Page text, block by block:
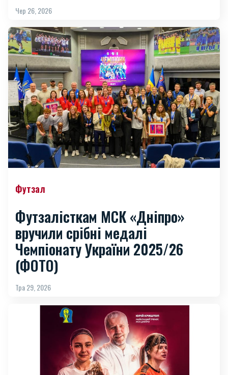
Чер 26, 2026
Футзал
Футзалісткам МСК «Дніпро»
вручили срібні медалі
Чемпіонату України 2025/26
(ФОТО)
Тра 29, 2026